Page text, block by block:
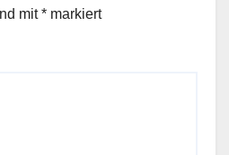
mit* markiert